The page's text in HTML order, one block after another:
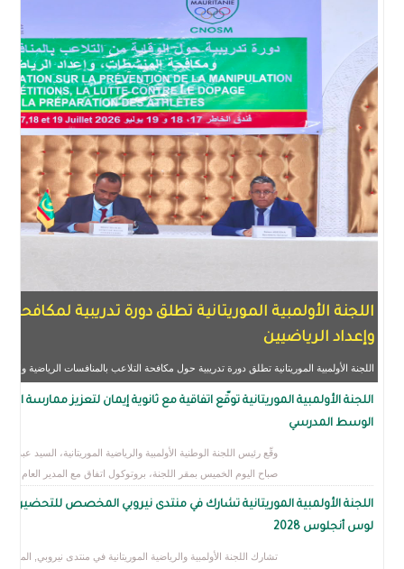
اللجنة الأولمبية الموريتانية تطلق دورة تدريبية لمكافحة
وإعداد الرياضيين
اللجنة الأولمبية الموريتانية تطلق دورة تدريبية حول مكافحة التلاعب بالمنافسات الرياضية والمنشطات
اللجنة الأولمبية الموريتانية توقّع اتفاقية مع ثانوية إيمان لتعزيز ممارسة الرياضة
الوسط المدرسي
وقّع رئيس اللجنة الوطنية الأولمبية والرياضية الموريتانية، السيد عبد الرحمن
صباح اليوم الخميس بمقر اللجنة، بروتوكول اتفاق مع المدير العام لثانوية إيمان
الرائدة، السيد عبد الله المنير.
اللجنة الأولمبية الموريتانية تشارك في منتدى نيروبي المخصص للتحضير لأولمبياد
لوس أنجلوس 2028
تشارك اللجنة الأولمبية والرياضية الموريتانية في منتدى نيروبي, المنظم من